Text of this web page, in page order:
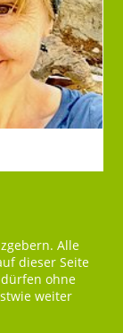
Alle
dieser Seite
ohne
weiter